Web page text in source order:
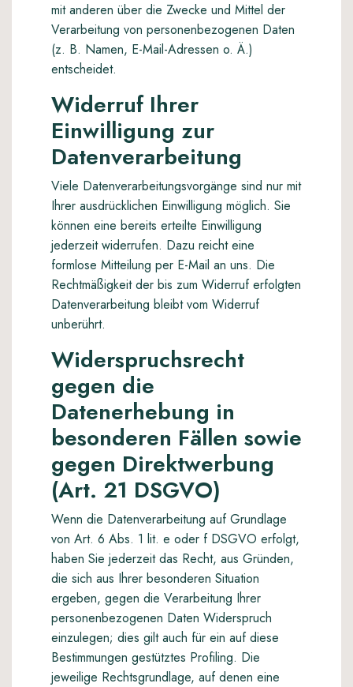
mit anderen über die Zwecke und Mittel der
Verarbeitung von personenbezogenen Daten
(z. B. Namen, E-Mail-Adressen o. Ä.)
entscheidet.
Widerruf Ihrer
Einwilligung zur
Datenverarbeitung
Viele Datenverarbeitungsvorgänge sind nur mit
Ihrer ausdrücklichen Einwilligung möglich. Sie
können eine bereits erteilte Einwilligung
jederzeit widerrufen. Dazu reicht eine
formlose Mitteilung per E-Mail an uns. Die
Rechtmäßigkeit der bis zum Widerruf erfolgten
Datenverarbeitung bleibt vom Widerruf
unberührt.
Widerspruchsrecht
gegen die
Datenerhebung in
besonderen Fällen sowie
gegen Direktwerbung
(Art. 21 DSGVO)
Wenn die Datenverarbeitung auf Grundlage
von Art. 6 Abs. 1 lit. e oder f DSGVO erfolgt,
haben Sie jederzeit das Recht, aus Gründen,
die sich aus Ihrer besonderen Situation
ergeben, gegen die Verarbeitung Ihrer
personenbezogenen Daten Widerspruch
einzulegen; dies gilt auch für ein auf diese
Bestimmungen gestütztes Profiling. Die
jeweilige Rechtsgrundlage, auf denen eine